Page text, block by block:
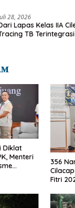
28, 2026
Lapas Kelas IIA
TB
Diklat
Menteri
356
Fitri